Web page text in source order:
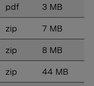
pdf 3 MB
zip 7 MB
zip 8 MB
zip 44 MB